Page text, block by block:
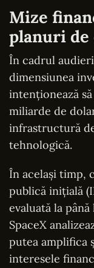
Mize
planuri de
În cadrul
dimensiunea
intenționează
miliarde de
infrastructură
tehnologică.
În același timp,
publică inițială
evaluată la
SpaceX
putea amplifica
interesele